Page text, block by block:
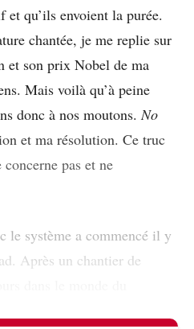
et qu’ils envoient la purée.
chantée, je me replie sur
et son prix Nobel de ma
Mais voilà qu’à peine
donc à nos moutons. No
et ma résolution. Ce truc
pas et ne
le système a commencé il y
Après un chantier de